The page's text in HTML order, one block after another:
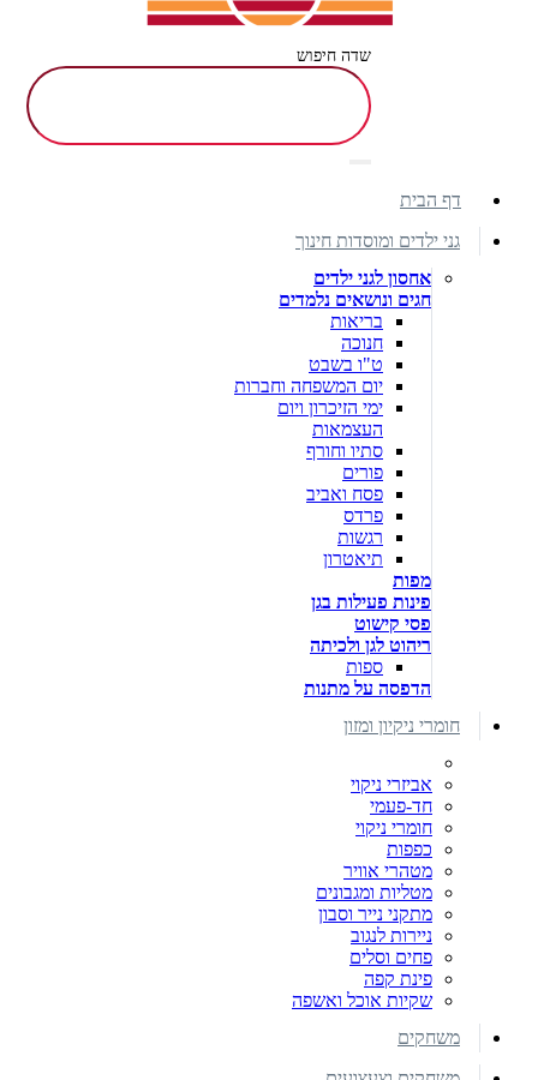
שדה חיפוש
דף הבית
גני ילדים ומוסדות חינוך
אחסון לגני ילדים
חגים ונושאים נלמדים
בריאות
חנוכה
ט"ו בשבט
יום המשפחה וחברות
ימי הזיכרון ויום
העצמאות
סתיו וחורף
פורים
פסח ואביב
פרדס
רגשות
תיאטרון
מפות
פינות פעילות בגן
פסי קישוט
ריהוט לגן ולכיתה
ספות
הדפסה על מתנות
חומרי ניקיון ומזון
אביזרי ניקוי
חד-פעמי
חומרי ניקוי
כפפות
מטהרי אוויר
מטליות ומגבונים
מתקני נייר וסבון
ניירות לנגוב
פחים וסלים
פינת קפה
שקיות אוכל ואשפה
משחקים